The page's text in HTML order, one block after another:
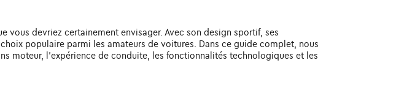
vous devriez certainement envisager. Avec son design sportif, ses
populaire parmi les amateurs de voitures. Dans ce guide complet, nous
moteur, l'expérience de conduite, les fonctionnalités technologiques et les